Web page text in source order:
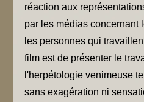
réaction aux
par les médias concernant
les personnes qui
film est de présenter le
l'herpétologie venimeuse
sans exagération ni